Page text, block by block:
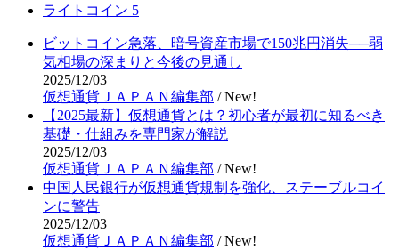
ライトコイン 5
ビットコイン急落、暗号資産市場で150兆円消失──弱
気相場の深まりと今後の見通し
2025/12/03
仮想通貨ＪＡＰＡＮ編集部 /New!
【2025最新】仮想通貨とは？初心者が最初に知るべき
基礎・仕組みを専門家が解説
2025/12/03
仮想通貨ＪＡＰＡＮ編集部 /New!
中国人民銀行が仮想通貨規制を強化、ステーブルコイ
ンに警告
2025/12/03
仮想通貨ＪＡＰＡＮ編集部 /New!